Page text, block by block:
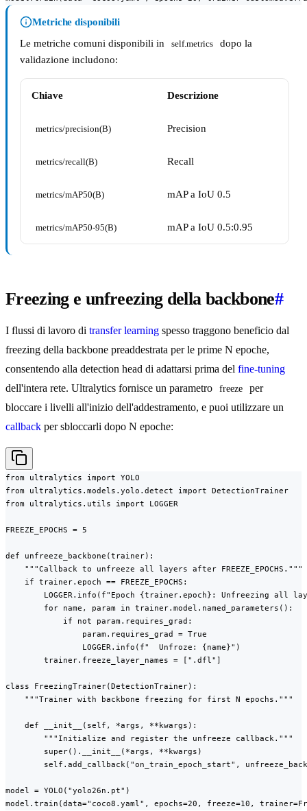
Metriche disponibili
Le metriche comuni disponibili in
self.metrics
dopo la
validazione includono:
Chiave Descrizione
metrics/precision(B) Precision
metrics/recall(B) Recall
metrics/mAP50(B) mAP a IoU 0.5
metrics/mAP50-95(B) mAP a IoU 0.5:0.95
Freezing e unfreezing della backbone#
I flussi di lavoro di transfer learning spesso traggono beneficio dal
freezing della backbone preaddestrata per le prime N epoche,
consentendo alla detection head di adattarsi prima del fine-tuning
dell'intera rete. Ultralytics fornisce un parametro
freeze
per
bloccare i livelli all'inizio dell'addestramento, e puoi utilizzare un
callback per sbloccarli dopo N epoche:
from ultralytics import YOLO
from ultralytics.models.yolo.detect import DetectionTrainer
from ultralytics.utils import LOGGER
FREEZE_EPOCHS = 5
def unfreeze_backbone(trainer):
    """Callback to unfreeze all layers after FREEZE_EPOCHS."""
    if trainer.epoch == FREEZE_EPOCHS:
LOGGER.info(f"Epoch {trainer.epoch}: Unfreezing all
        for name, param in trainer.model.named_parameters():
            if not param.requires_grad:
                param.requires_grad = True
                LOGGER.info(f"  Unfroze: {name}")
        trainer.freeze_layer_names = [".dfl"]
class FreezingTrainer(DetectionTrainer):
    """Trainer with backbone freezing for first N epochs."""
    def __init__(self, *args, **kwargs):
        """Initialize and register the unfreeze callback."""
        super().__init__(*args, **kwargs)
self.add_callback("on_train_epoch_start",
model = YOLO("yolo26n.pt")
model.train(data="coco8.yaml", epochs=20, freeze=10,